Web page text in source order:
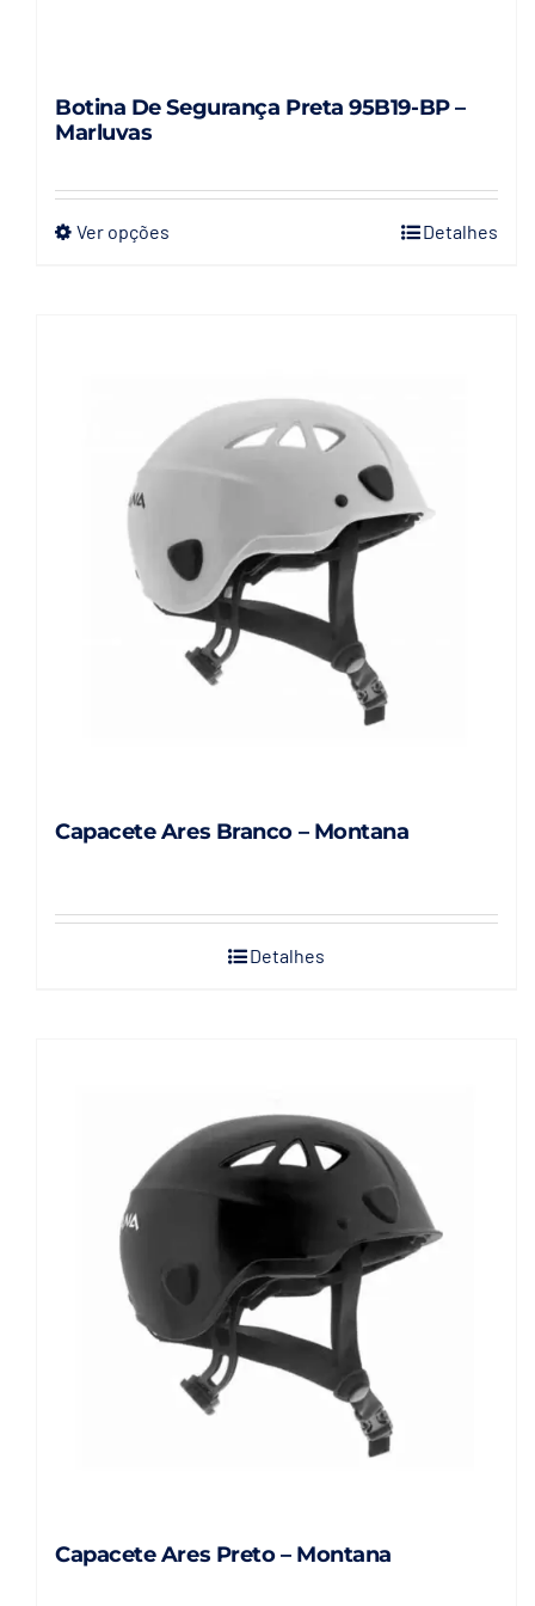
Botina De Segurança Preta 95B19-BP –
Marluvas
Ver opçõesEste
As
opções
podem
escolhidas
página
do
Detalhes
Capacete Ares Branco – Montana
Detalhes
Capacete Ares Preto – Montana